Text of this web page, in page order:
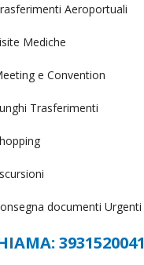
Aeroportuali
Mediche
e Convention
Trasferimenti
documenti Urgenti
3931520041